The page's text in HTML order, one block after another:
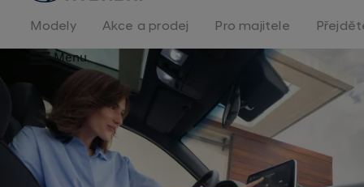
na
homepage
Modely Akce a prodej Pro majitele
Menu